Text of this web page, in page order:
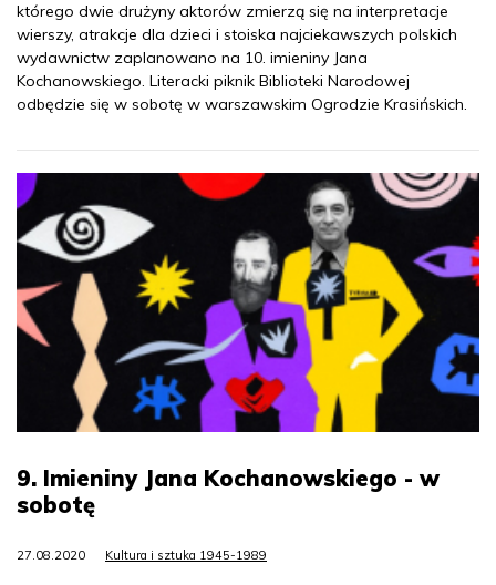
którego dwie drużyny aktorów zmierzą się na interpretacje
wierszy, atrakcje dla dzieci i stoiska najciekawszych polskich
wydawnictw zaplanowano na 10. imieniny Jana
Kochanowskiego. Literacki piknik Biblioteki Narodowej
odbędzie się w sobotę w warszawskim Ogrodzie Krasińskich.
9. Imieniny Jana Kochanowskiego - w
sobotę
27.08.2020 Kultura i sztuka 1945-1989